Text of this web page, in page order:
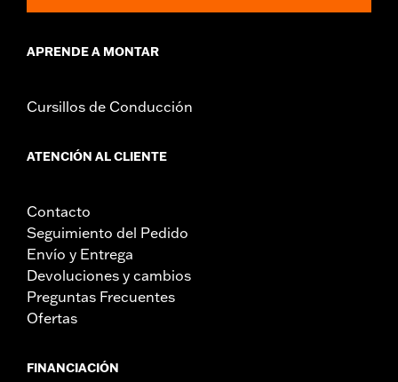
APRENDE A MONTAR
Cursillos de Conducción
ATENCIÓN AL CLIENTE
Contacto
Seguimiento del Pedido
Envío y Entrega
Devoluciones y cambios
Preguntas Frecuentes
Ofertas
FINANCIACIÓN